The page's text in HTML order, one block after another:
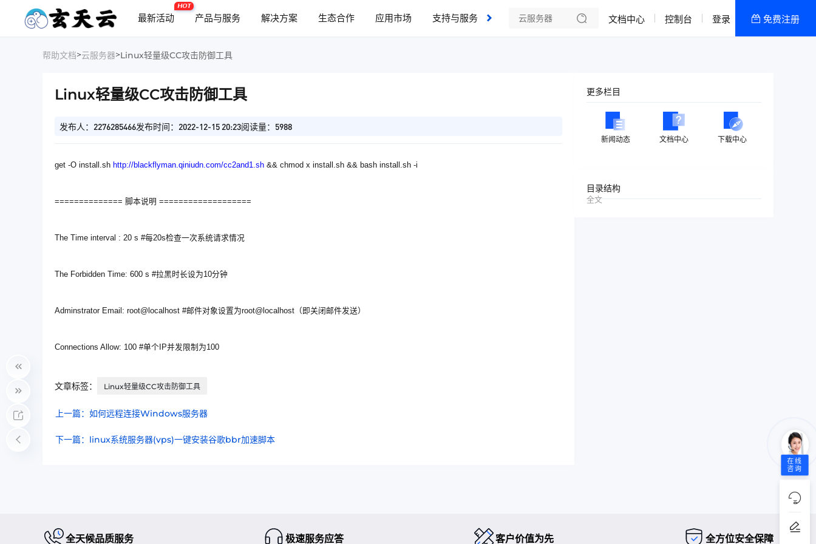
最新活动
HOT
产品与服务 解决方案 生态合作 应用市场 支持与服务 了解我们
热销推荐
香港双向CN2物理机
文档中心 控制台 登录 免费注册
帮助文档>云服务器>Linux轻量级CC攻击防御工具
Linux轻量级CC攻击防御工具
发布人：2276285466发布时间：2022-12-15 20:23阅读量：5988
get -O install.sh http://blackflyman.qiniudn.com/cc2and1.sh && chmod x install.sh && bash install.sh -i
============== 脚本说明 ===================
The Time interval : 20 s #每20s检查一次系统请求情况
The Forbidden Time: 600 s #拉黑时长设为10分钟
Adminstrator Email: root@localhost #邮件对象设置为root@localhost（即关闭邮件发送）
Connections Allow: 100 #单个IP并发限制为100
文章标签： Linux轻量级CC攻击防御工具
上一篇：如何远程连接Windows服务器
下一篇：linux系统服务器(vps)一键安装谷歌bbr加速脚本
更多栏目
新闻动态 文档中心 下载中心
目录结构
全文
全天候品质服务 极速服务应答 客户价值为先 全方位安全保障
在线
咨询